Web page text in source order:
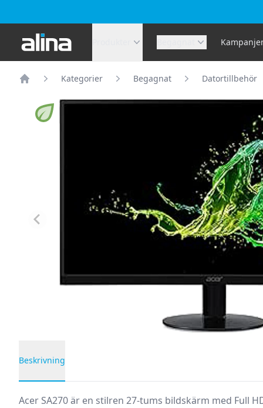
Alina.se
Kategorier Begagnat Datortillbehör
Beskrivning
Acer SA270är en stilren 27-tums bildskärm med Full